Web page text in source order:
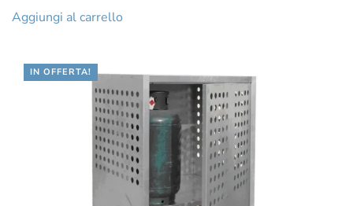
originaleattuale
Aggiungi al carrello
IN OFFERTA!